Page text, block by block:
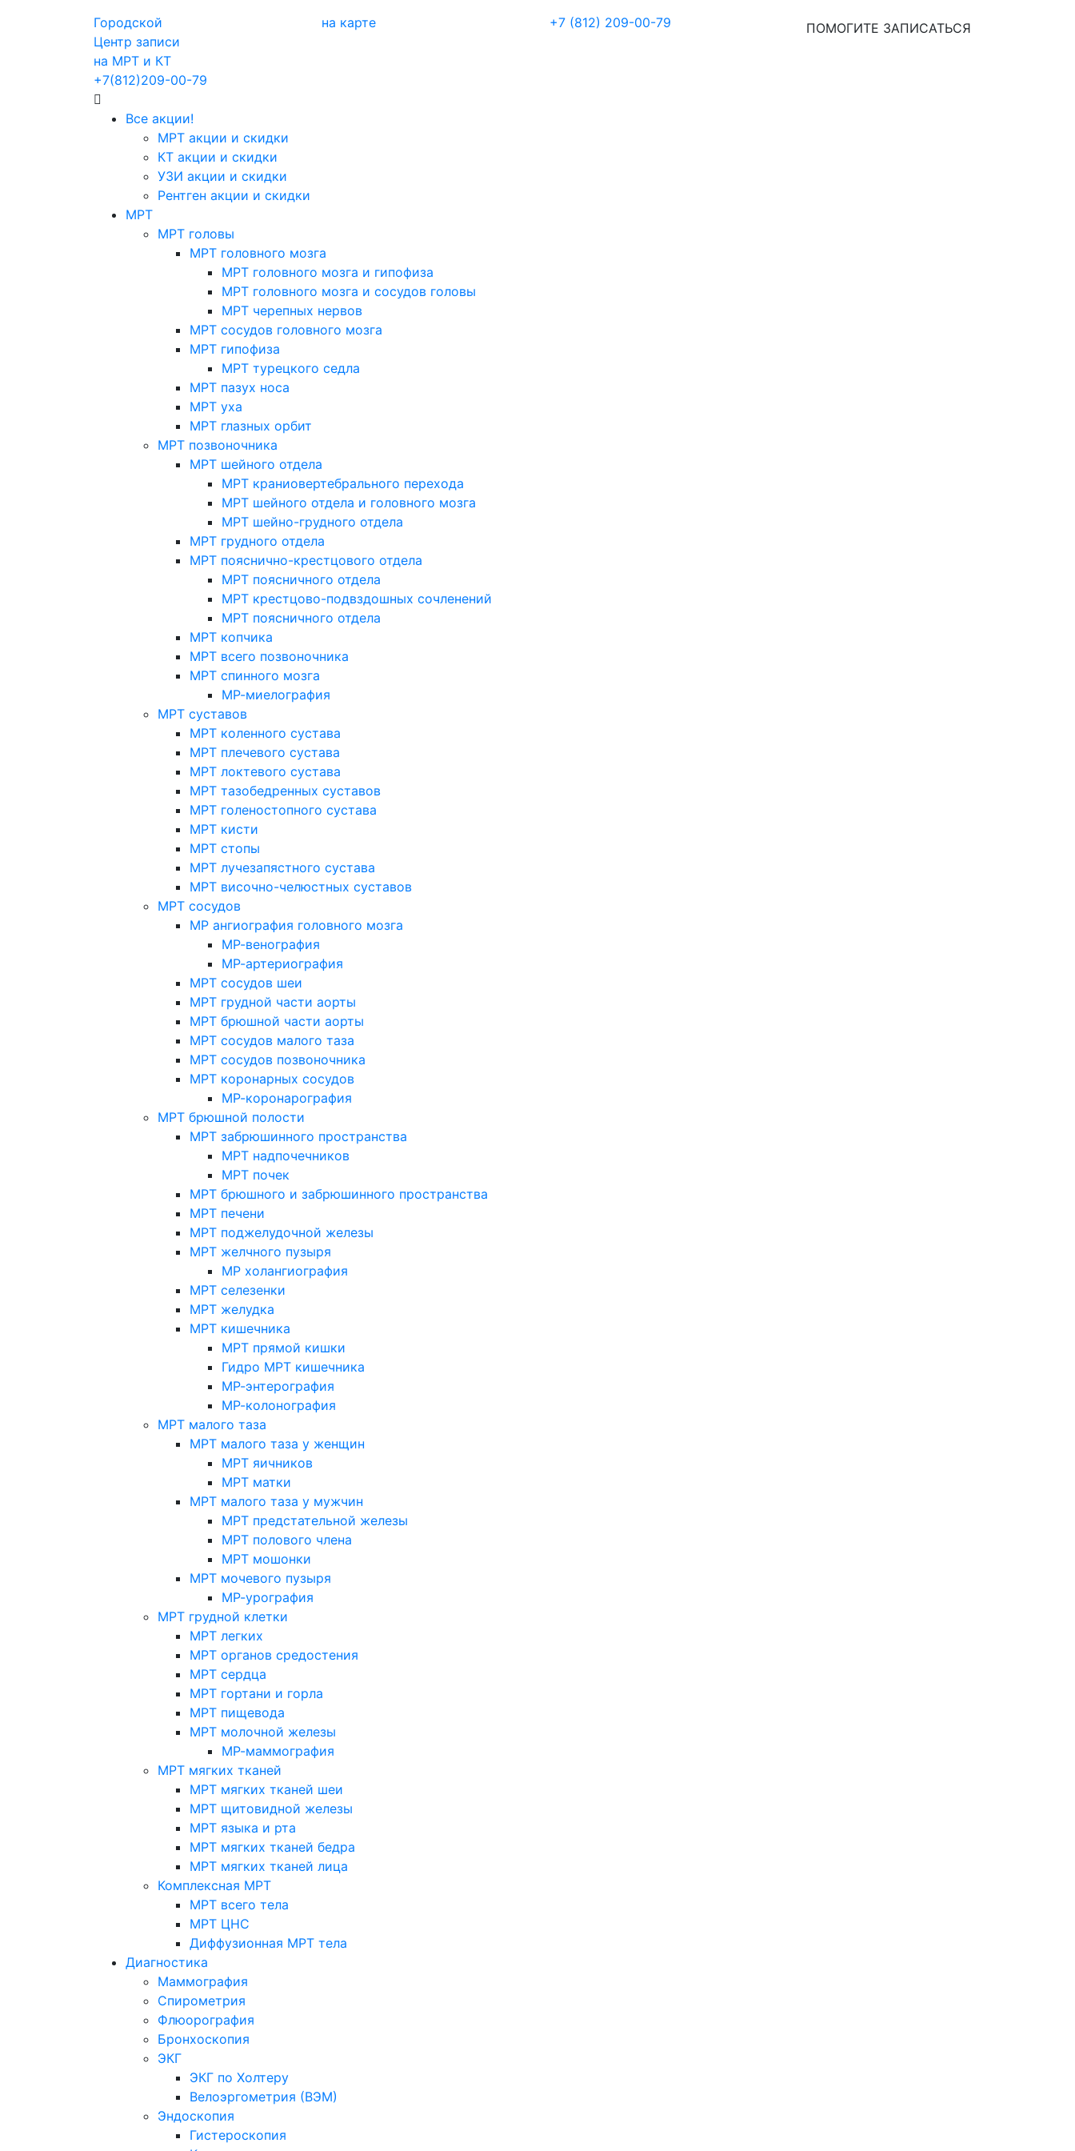
Городской
Центр записи
на МРТ и КТ
+7(812)209-00-79
на карте +7 (812) 209-00-79 ПОМОГИТЕ ЗАПИСАТЬСЯ
Все акции!
МРТ акции и скидки
КТ акции и скидки
УЗИ акции и скидки
Рентген акции и скидки
МРТ
МРТ головы
МРТ головного мозга
МРТ головного мозга и гипофиза
МРТ головного мозга и сосудов головы
МРТ черепных нервов
МРТ сосудов головного мозга
МРТ гипофиза
МРТ турецкого седла
МРТ пазух носа
МРТ уха
МРТ глазных орбит
МРТ позвоночника
МРТ шейного отдела
МРТ краниовертебрального перехода
МРТ шейного отдела и головного мозга
МРТ шейно-грудного отдела
МРТ грудного отдела
МРТ пояснично-крестцового отдела
МРТ поясничного отдела
МРТ крестцово-подвздошных сочленений
МРТ поясничного отдела
МРТ копчика
МРТ всего позвоночника
МРТ спинного мозга
МР-миелография
МРТ суставов
МРТ коленного сустава
МРТ плечевого сустава
МРТ локтевого сустава
МРТ тазобедренных суставов
МРТ голеностопного сустава
МРТ кисти
МРТ стопы
МРТ лучезапястного сустава
МРТ височно-челюстных суставов
МРТ сосудов
МР ангиография головного мозга
МР-венография
МР-артериография
МРТ сосудов шеи
МРТ грудной части аорты
МРТ брюшной части аорты
МРТ сосудов малого таза
МРТ сосудов позвоночника
МРТ коронарных сосудов
МР-коронарография
МРТ брюшной полости
МРТ забрюшинного пространства
МРТ надпочечников
МРТ почек
МРТ брюшного и забрюшинного пространства
МРТ печени
МРТ поджелудочной железы
МРТ желчного пузыря
МР холангиография
МРТ селезенки
МРТ желудка
МРТ кишечника
МРТ прямой кишки
Гидро МРТ кишечника
МР-энтерография
МР-колонография
МРТ малого таза
МРТ малого таза у женщин
МРТ яичников
МРТ матки
МРТ малого таза у мужчин
МРТ предстательной железы
МРТ полового члена
МРТ мошонки
МРТ мочевого пузыря
МР-урография
МРТ грудной клетки
МРТ легких
МРТ органов средостения
МРТ сердца
МРТ гортани и горла
МРТ пищевода
МРТ молочной железы
МР-маммография
МРТ мягких тканей
МРТ мягких тканей шеи
МРТ щитовидной железы
МРТ языка и рта
МРТ мягких тканей бедра
МРТ мягких тканей лица
Комплексная МРТ
МРТ всего тела
МРТ ЦНС
Диффузионная МРТ тела
Диагностика
Маммография
Спирометрия
Флюорография
Бронхоскопия
ЭКГ
ЭКГ по Холтеру
Велоэргометрия (ВЭМ)
Эндоскопия
Гистероскопия